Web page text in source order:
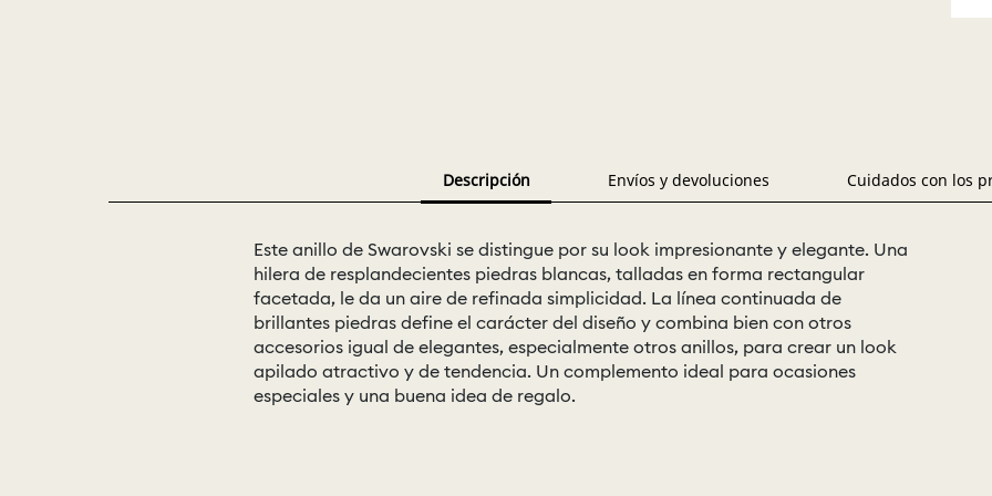
Descripción Envíos y devoluciones Cuidados con los
Este anillo de Swarovski se distingue por su look impresionante y elegante. Una
hilera de resplandecientes piedras blancas, talladas en forma rectangular
facetada, le da un aire de refinada simplicidad. La línea continuada de
brillantes piedras define el carácter del diseño y combina bien con otros
accesorios igual de elegantes, especialmente otros anillos, para crear un look
apilado atractivo y de tendencia. Un complemento ideal para ocasiones
especiales y una buena idea de regalo.